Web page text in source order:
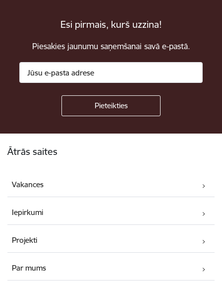
Esi pirmais, kurš uzzina!
Piesakies jaunumu saņemšanai savā e-pastā.
Ātrās saites
Vakances
Iepirkumi
Projekti
Par mums